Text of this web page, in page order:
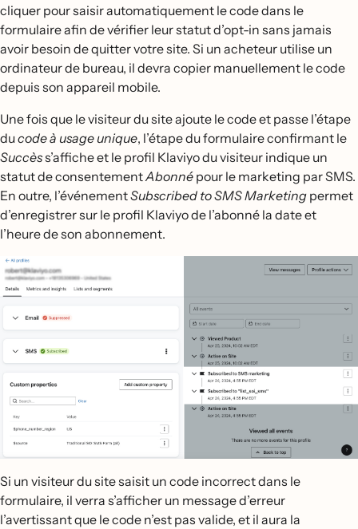
cliquer pour saisir automatiquement le code dans le
formulaire afin de vérifier leur statut d’opt-in sans jamais
avoir besoin de quitter votre site. Si un acheteur utilise un
ordinateur de bureau, il devra copier manuellement le code
depuis son appareil mobile.
Une fois que le visiteur du site ajoute le code et passe l’étape
ducode à usage unique, l’étape du formulaire confirmant le
Succèss’affiche et le profil Klaviyo du visiteur indique un
statut de consentementAbonné pour le marketing par SMS.
En outre, l’événementSubscribed to SMS Marketing permet
d’enregistrer sur le profil Klaviyo de l’abonné la date et
l’heure de son abonnement.
Si un visiteur du site saisit un code incorrect dans le
formulaire, il verra s’afficher un message d’erreur
l’avertissant que le code n’est pas valide, et il aura la